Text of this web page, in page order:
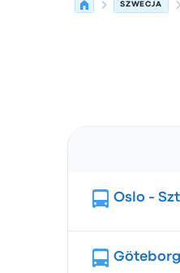
SZWECJA
Oslo -